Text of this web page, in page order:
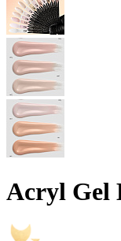
Acryl Gel